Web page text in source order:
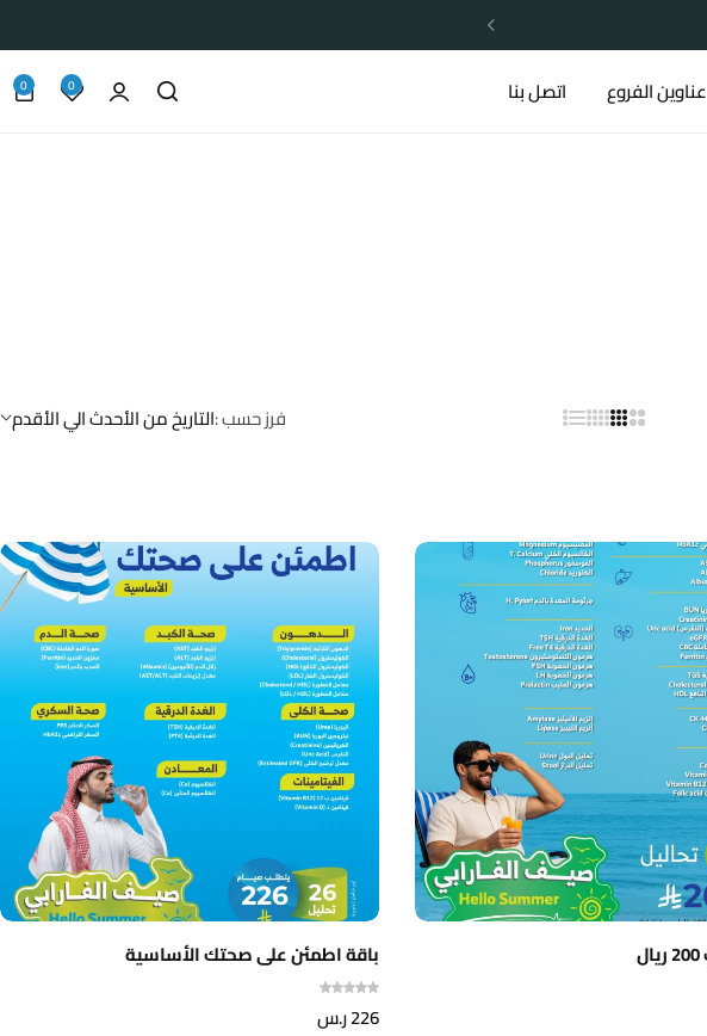
عناوين الفروع اتصل بنا 0
0
فرز حسب :التاريخ من الأحدث الي الأقدم
باقة اطمئن على صحتك الأساسية
226ر.س